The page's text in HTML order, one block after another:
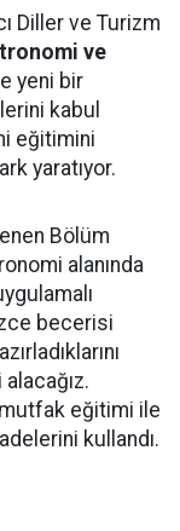
Diller ve Turizm
ve
yeni bir
kabul
eğitimini
yaratıyor.
Bölüm
alanında
becerisi
eğitimi ile
kullandı.